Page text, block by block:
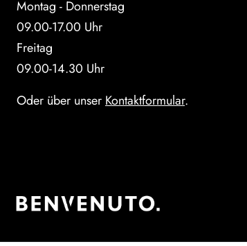
Montag - Donnerstag
09.00-17.00 Uhr
Freitag
09.00-14.30 Uhr
Oder über unser Kontaktformular.